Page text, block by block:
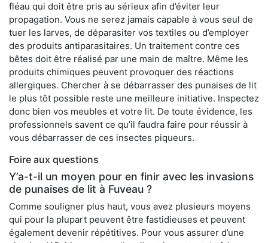
fléau qui doit être pris au sérieux afin d’éviter leur
propagation. Vous ne serez jamais capable à vous seul de
tuer les larves, de déparasiter vos textiles ou d’employer
des produits antiparasitaires. Un traitement contre ces
bêtes doit être réalisé par une main de maître. Même les
produits chimiques peuvent provoquer des réactions
allergiques. Chercher à se débarrasser des punaises de lit
le plus tôt possible reste une meilleure initiative. Inspectez
donc bien vos meubles et votre lit. De toute évidence, les
professionnels savent ce qu’il faudra faire pour réussir à
vous débarrasser de ces insectes piqueurs.
Foire aux questions
Y’a-t-il un moyen pour en finir avec les invasions
de punaises de lit à Fuveau ?
Comme souligner plus haut, vous avez plusieurs moyens
qui pour la plupart peuvent être fastidieuses et peuvent
également devenir répétitives. Pour vous assurer d’une